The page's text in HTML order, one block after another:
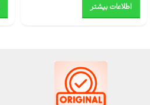
اطلاعات بیشتر